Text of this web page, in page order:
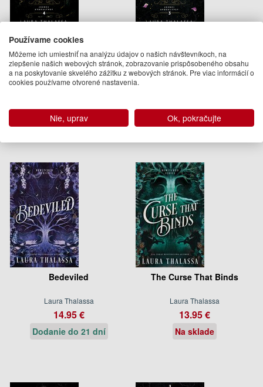
Smrt (Jezdci apokalypsy 4)
Laura Thalassa
18.95 €
Laura Thalassa
18.95 €
Ďalšie knihy autora z oddelenia Knihy v angličtine
Bedeviled
Laura Thalassa
14.95 €
Dodanie do 21 dní
The Curse That Binds
Laura Thalassa
13.95 €
Na sklade
Používame cookies
Môžeme ich umiestniť na analýzu údajov o našich návštevníkoch, na
zlepšenie našich webových stránok, zobrazovanie prispôsobeného obsahu
a na poskytovanie skvelého zážitku z webových stránok. Pre viac informácií o
cookies používame otvorené nastavenia.
Nie, uprav Ok, pokračujte